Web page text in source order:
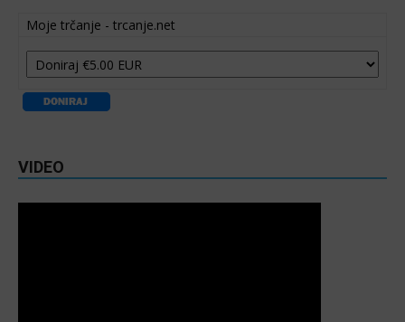
Moje trčanje - trcanje.net
VIDEO